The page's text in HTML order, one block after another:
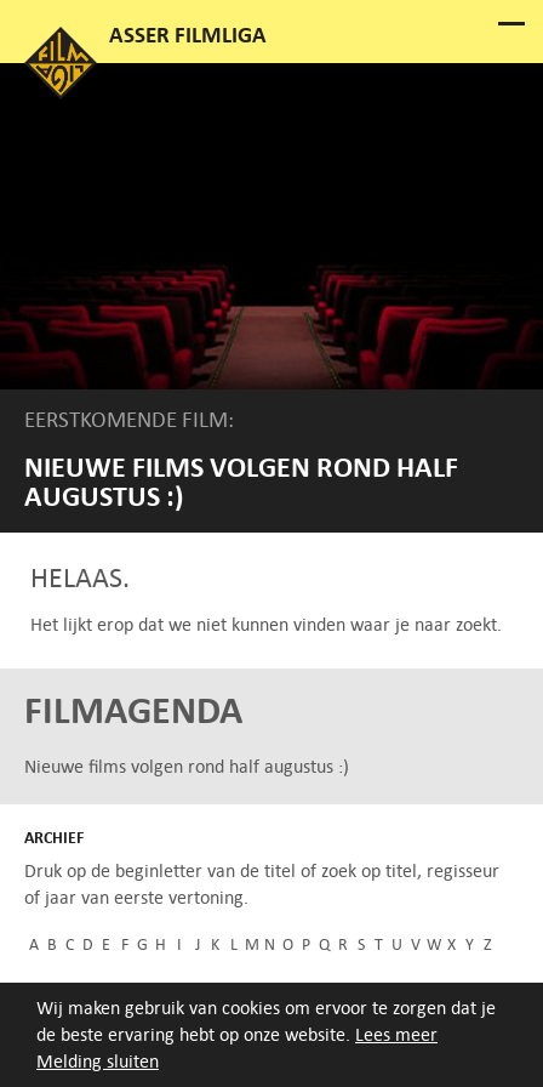
Melding sluiten
Wij maken gebruik van cookies om ervoor te zorgen dat je
de beste ervaring hebt op onze website. Lees meer
EERSTKOMENDE FILM:
NIEUWE FILMS VOLGEN ROND HALF
AUGUSTUS :)
HELAAS.
Het lijkt erop dat we niet kunnen vinden waar je naar zoekt.
FILMAGENDA
Nieuwe films volgen rond half augustus :)
ARCHIEF
Druk op de beginletter van de titel of zoek op titel, regisseur
of jaar van eerste vertoning.
A B C D E F G H I J K L M N O P Q R S T U V W X Y Z